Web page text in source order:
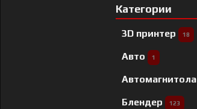
Категории
3D принтер 18
Авто 1
Автомагнитола
Блендер 123